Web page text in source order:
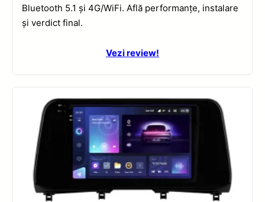
Bluetooth 5.1 și 4G/WiFi. Află performanțe, instalare
și verdict final.
Vezi review!